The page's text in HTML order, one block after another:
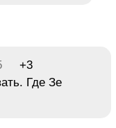
+3
Где Зе